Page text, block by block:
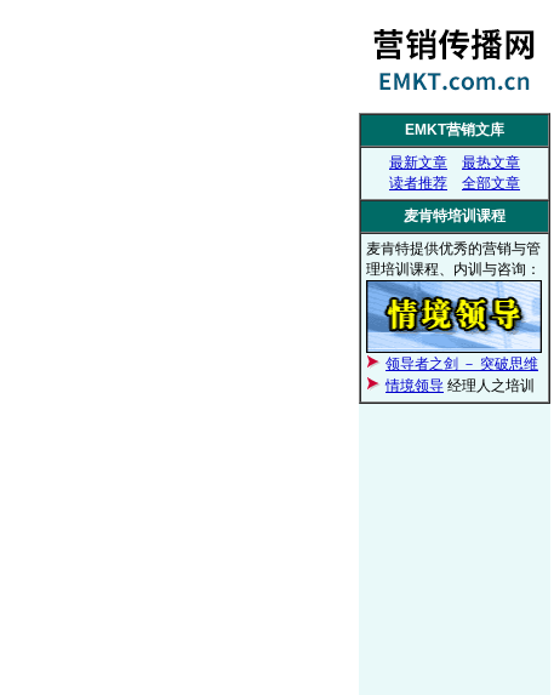
EMKT营销文库
最新文章
最热文章
读者推荐
全部文章
麦肯特培训课程
麦肯特提供优秀的营销与管
理培训课程、内训与咨询：
领导者之剑 － 突破思维
情境领导 经理人之培训